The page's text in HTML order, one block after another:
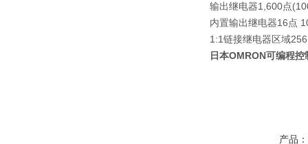
输出继电器1,600点
内置输出继电器16点
1:1链接继电器区域
日本OMRON可编程
产品：